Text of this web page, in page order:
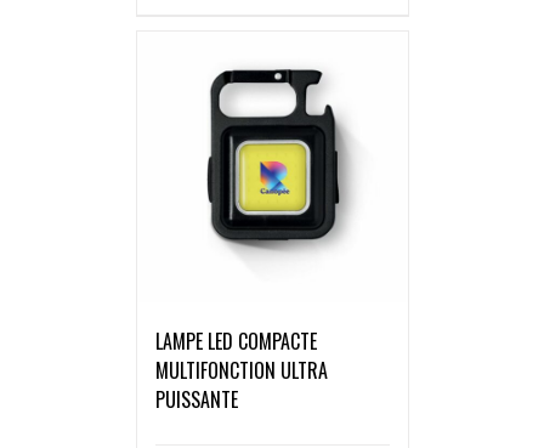
LAMPE LED COMPACTE
MULTIFONCTION ULTRA
PUISSANTE